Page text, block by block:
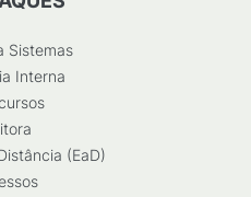
Sistemas
Interna
(EaD)